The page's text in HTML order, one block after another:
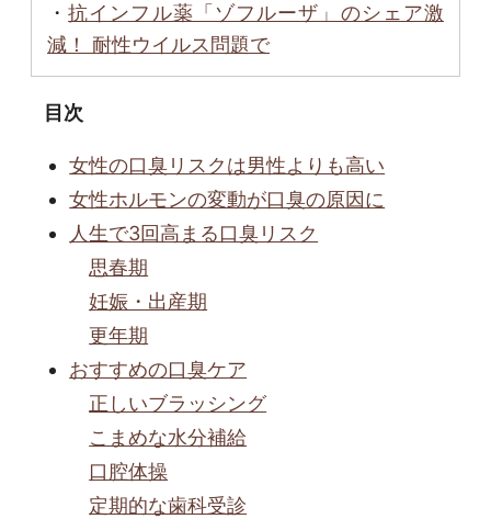
・抗インフル薬「ゾフルーザ」のシェア激
減！ 耐性ウイルス問題で
目次
女性の口臭リスクは男性よりも高い
女性ホルモンの変動が口臭の原因に
人生で3回高まる口臭リスク
思春期
妊娠・出産期
更年期
おすすめの口臭ケア
正しいブラッシング
こまめな水分補給
口腔体操
定期的な歯科受診